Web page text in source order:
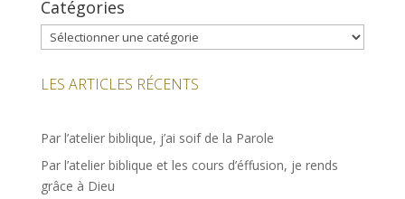
Catégories
Catégories
LES ARTICLES RÉCENTS
Par l’atelier biblique, j’ai soif de la Parole
Par l’atelier biblique et les cours d’éffusion, je rends
grâce à Dieu